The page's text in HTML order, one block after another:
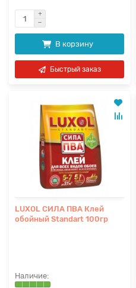
В корзину
Быстрый заказ
LUXOL СИЛА ПВА Клей
обойный Standart 100гр